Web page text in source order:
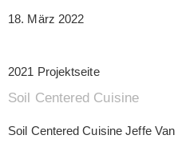
18. März 2022
2021 Projektseite
Soil Centered Cuisine
Soil Centered Cuisine Jeffe Van